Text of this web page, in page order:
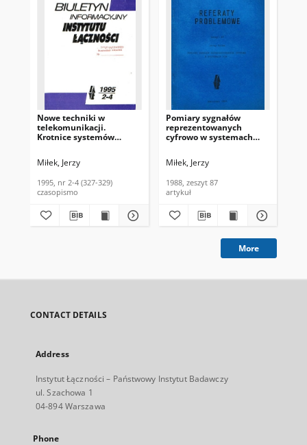
Nowe techniki w
telekomunikacji.
Krotnice systemów
Instytutu Łączności,
Miłek, Jerzy
1995, nr 2-4 (327-329)
czasopismo
Pomiary sygnałów
reprezentowanych
cyfrowo w systemach
87
Miłek, Jerzy
1988, zeszyt 87
artykuł
More
CONTACT DETAILS
Address
Instytut Łączności – Państwowy Instytut Badawczy
ul. Szachowa 1
04-894 Warszawa
Phone